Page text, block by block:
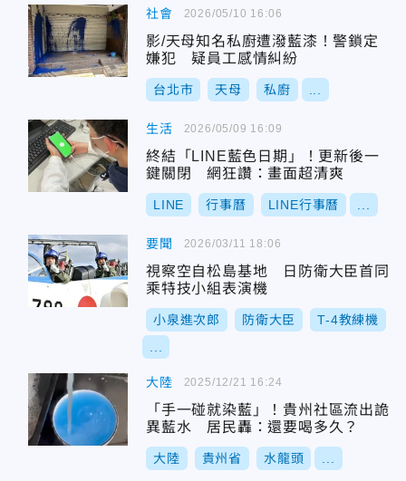
社會
影/天母知名私廚遭潑藍漆！警鎖定
嫌犯 疑員工感情糾紛
台北市 天母 私廚
2026/05/10 16:06
生活
終結「LINE藍色日期」！更新後一
鍵關閉 網狂讚：畫面超清爽
LINE 行事曆 LINE行事曆
2026/05/09 16:09
要聞
視察空自松島基地 日防衛大臣首同
乘特技小組表演機
小泉進次郎 防衛大臣 T-4教練機
2026/03/11 18:06
大陸
「手一碰就染藍」！貴州社區流出詭
異藍水 居民轟：還要喝多久？
大陸 貴州省 水龍頭
2025/12/21 16:24